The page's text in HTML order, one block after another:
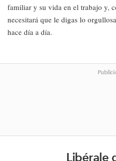
familiar y su vida en el trabajo y,
necesitará que le digas lo
hace día a día.
Libérale